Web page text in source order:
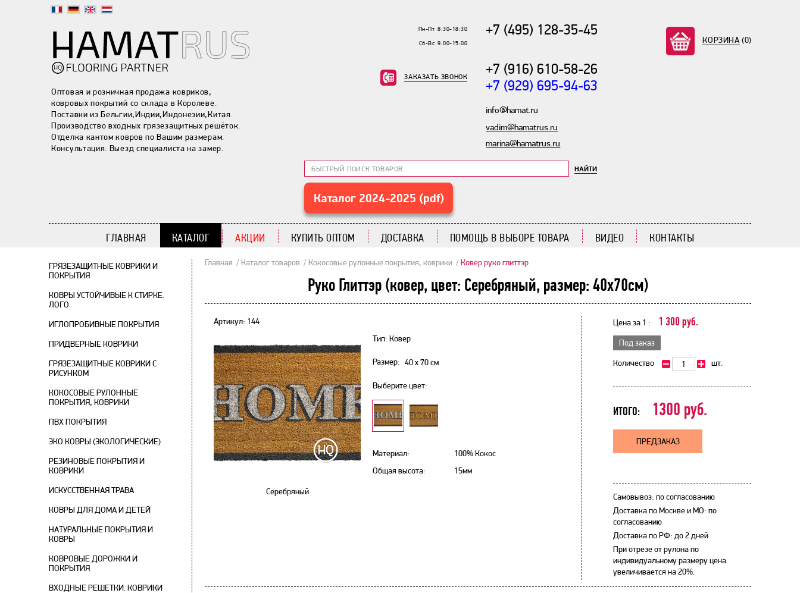
Оптовая и розничная продажа ковриков,
ковровых покрытий со склада в Королеве.
Поставки из Бельгии,Индии,Индонезии,Китая.
Производство входных грязезащитных решёток.
Отделка кантом ковров по Вашим размерам.
Консультация. Выезд специалиста на замер.
КОРЗИНА (0)
+7 (495) 128-35-45
+7 (916) 610-58-26
+7 (929) 695-94-63
info@hamat.ru
vadim@hamatrus.ru
marina@hamatrus.ru
Пн-Пт 8:30-18:30
Сб-Вс 9:00-15:00
ЗАКАЗАТЬ ЗВОНОК
НАЙТИ
Каталог 2024-2025 (pdf)
ГЛАВНАЯ КАТАЛОГ АКЦИИ КУПИТЬ ОПТОМ ДОСТАВКА ПОМОЩЬ В ВЫБОРЕ ТОВАРА ВИДЕО КОНТАКТЫ
ГРЯЗЕЗАЩИТНЫЕ КОВРИКИ И
ПОКРЫТИЯ
КОВРЫ УСТОЙЧИВЫЕ К СТИРКЕ.
ЛОГО
ИГЛОПРОБИВНЫЕ ПОКРЫТИЯ
ПРИДВЕРНЫЕ КОВРИКИ
ГРЯЗЕЗАЩИТНЫЕ КОВРИКИ С
РИСУНКОМ
КОКОСОВЫЕ РУЛОННЫЕ
ПОКРЫТИЯ, КОВРИКИ
ПВХ ПОКРЫТИЯ
ЭКО КОВРЫ (ЭКОЛОГИЧЕСКИЕ)
РЕЗИНОВЫЕ ПОКРЫТИЯ И
КОВРИКИ
ИСКУССТВЕННАЯ ТРАВА
КОВРЫ ДЛЯ ДОМА И ДЕТЕЙ
НАТУРАЛЬНЫЕ ПОКРЫТИЯ И
КОВРЫ
КОВРОВЫЕ ДОРОЖКИ И
ПОКРЫТИЯ
ВХОДНЫЕ РЕШЕТКИ. КОВРИКИ
Главная Каталог товаров Кокосовые рулонные покрытия, коврики Ковер руко глиттэр
Руко Глиттэр (ковер, цвет: Серебряный, размер: 40х70см)
Артикул: 144
Серебряный
Тип: Ковер
Размер: 40 х 70см
Выберите цвет:
Материал:
100% Кокос
Общая высота:
15мм
Цена за 1 : 1 300 руб.
Под заказ
Количество шт.
ИТОГО: 1300 руб.
ПРЕДЗАКАЗ
Самовывоз: по согласованию
Доставка по Москве и МО: по
согласованию
Доставка по РФ: до 2 дней
При отрезе от рулона по
индивидуальному размеру цена
увеличивается на 20%.